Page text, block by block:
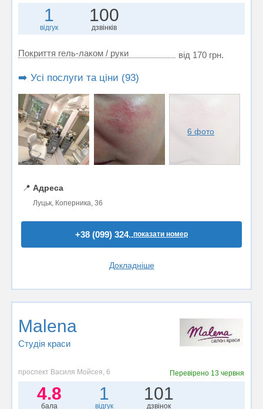
1
відгук
100
дзвінків
Покриття гель-лаком / руки від 170 грн.
➡️ Усі послуги та ціни (93)
6 фото
📍 Адреса
Луцьк, Коперника, 36
+38 (099) 324..показати номер
Докладніше
Malena
Студія краси
проспект Василя Мойсея, 6 Перевірено 13 червня
4.8
бала
1
відгук
101
дзвінок